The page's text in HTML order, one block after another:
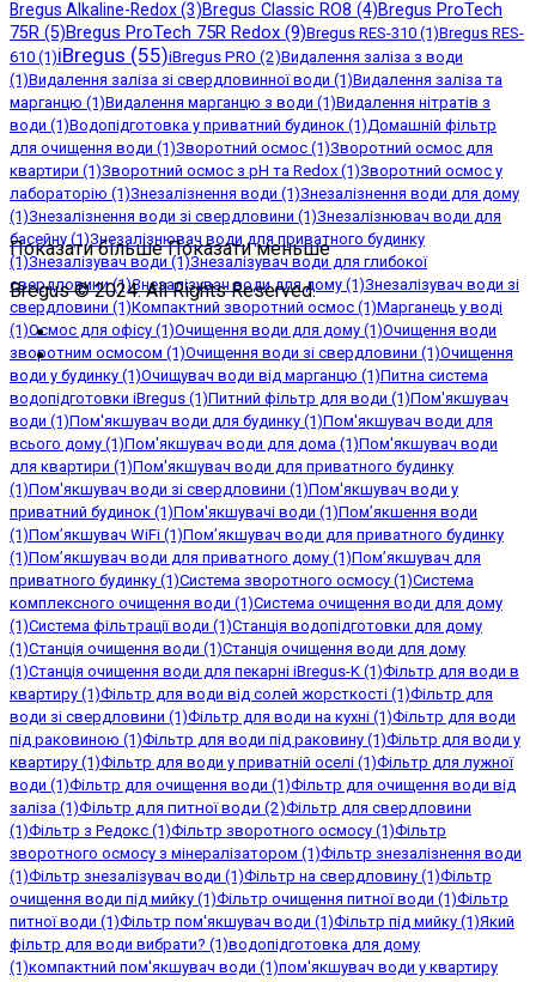
Bregus Alkaline-Redox(3)Bregus Classic RO8 (4)Bregus ProTech
75R (5)Bregus ProTech 75R Redox (9)Bregus RES-310 (1)Bregus RES-
610 (1)iBregus (55)iBregus PRO (2)Видалення заліза з води
(1)Видалення заліза зі свердловинної води (1)Видалення заліза та
марганцю (1)Видалення марганцю з води (1)Видалення нітратів з
води (1)Водопідготовка у приватний будинок (1)Домашній фільтр
для очищення води (1)Зворотний осмос (1)Зворотний осмос для
квартири (1)Зворотний осмос з рН та Redox (1)Зворотний осмос у
лабораторію (1)Знезалізнення води (1)Знезалізнення води для дому
(1)Знезалізнення води зі свердловини (1)Знезалізнювач води для
басейну (1)Знезалізнювач води для приватного будинку
(1)Знезалізувач води (1)Знезалізувач води для глибокої
свердловини(1)Знезалізувач води для дому (1)Знезалізувач води зі
свердловини (1)Компактний зворотний осмос (1)Марганець у воді
(1)Осмос для офісу (1)Очищення води для дому (1)Очищення води
зворотним осмосом (1)Очищення води зі свердловини (1)Очищення
води у будинку (1)Очищувач води від марганцю (1)Питна система
водопідготовки iBregus (1)Питний фільтр для води (1)Пом'якшувач
води (1)Пом'якшувач води для будинку (1)Пом'якшувач води для
всього дому (1)Пом'якшувач води для дома (1)Пом'якшувач води
для квартири (1)Пом'якшувач води для приватного будинку
(1)Пом'якшувач води зі свердловини (1)Пом'якшувач води у
приватний будинок (1)Пом'якшувачі води (1)Пом’якшення води
(1)Пом’якшувач WiFi (1)Пом’якшувач води для приватного будинку
(1)Пом’якшувач води для приватного дому (1)Пом’якшувач для
приватного будинку (1)Система зворотного осмосу (1)Система
комплексного очищення води (1)Система очищення води для дому
(1)Система фільтрації води (1)Станція водопідготовки для дому
(1)Станція очищення води (1)Станція очищення води для дому
(1)Станція очищення води для пекарні iBregus-K (1)Фільтр для води в
квартиру (1)Фільтр для води від солей жорсткості (1)Фільтр для
води зі свердловини (1)Фільтр для води на кухні (1)Фільтр для води
під раковиною (1)Фільтр для води під раковину (1)Фільтр для води у
квартиру (1)Фільтр для води у приватній оселі (1)Фільтр для лужної
води (1)Фільтр для очищення води (1)Фільтр для очищення води від
заліза (1)Фільтр для питної води (2)Фільтр для свердловини
(1)Фільтр з Редокс (1)Фільтр зворотного осмосу (1)Фільтр
зворотного осмосу з мінералізатором (1)Фільтр знезалізнення води
(1)Фільтр знезалізувач води (1)Фільтр на свердловину (1)Фільтр
очищення води під мийку (1)Фільтр очищення питної води (1)Фільтр
питної води (1)Фільтр пом'якшувач води (1)Фільтр під мийку (1)Який
фільтр для води вибрати? (1)водопідготовка для дому
(1)компактний пом'якшувач води (1)пом'якшувач води у квартиру
Показати більше Показати меньше
Bregus © 2024. All Rights Reserved.